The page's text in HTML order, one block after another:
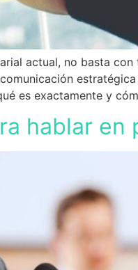
actual, no basta
es exactamente y
hablar en